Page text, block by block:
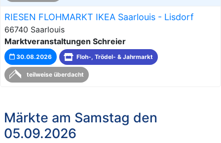
RIESEN FLOHMARKT IKEA Saarlouis - Lisdorf
66740 Saarlouis
Marktveranstaltungen Schreier
30.08.2026 Floh-, Trödel- & Jahrmarkt
teilweise überdacht
Märkte am Samstag den
05.09.2026